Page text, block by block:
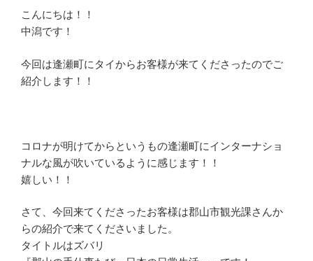
今
回
地
の
使
っ
た
松
づ
く
こんにちは！！
中潟です！
今回は逢瀬町にタイからお客様が来てくださったのでご
紹介します！！
コロナが明けてからというもの逢瀬町にインターナショ
ナルな風が吹いているように感じます！！
嬉しい！！
さて、今回来てくださったお客様は郡山市観光課さんか
らの紹介で来てくださいました。
タイトルはズバリ